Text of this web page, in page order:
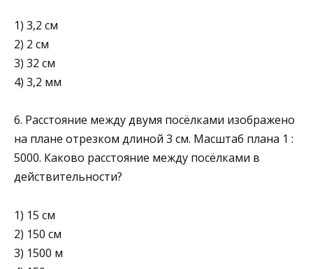
1) 3,2 см
2) 2 см
3) 32 см
4) 3,2 мм
6. Расстояние между двумя посёлками изображено
на плане отрезком длиной 3 см. Масштаб плана 1 :
5000. Каково расстояние между посёлками в
действительности?
1) 15 см
2) 150 см
3) 1500 м